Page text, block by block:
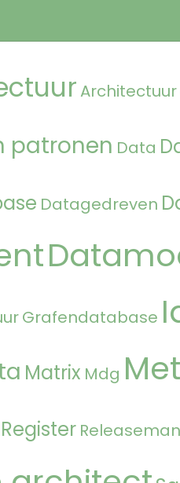
patronen Data
Datagedreven
Grafendatabase
Matrix Mdg
Register